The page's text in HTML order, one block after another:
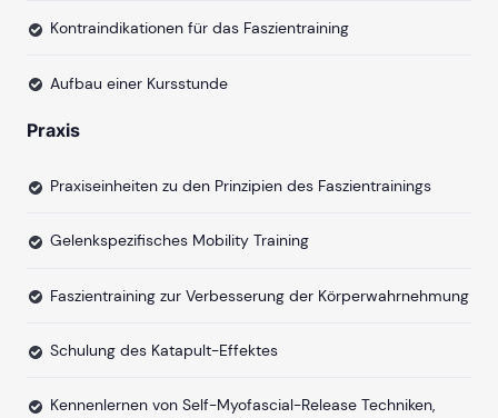
Kontraindikationen für das Faszientraining
Aufbau einer Kursstunde
Praxis
Praxiseinheiten zu den Prinzipien des Faszientrainings
Gelenkspezifisches Mobility Training
Faszientraining zur Verbesserung der Körperwahrnehmung
Schulung des Katapult-Effektes
Kennenlernen von Self-Myofascial-Release Techniken,